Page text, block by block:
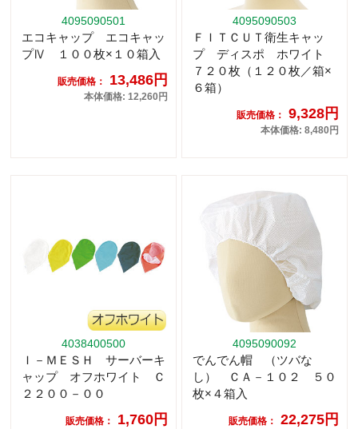
4095090501
エコキャップ エコキャッ
プⅣ １００枚×１０箱入
販売価格： 13,486円
本体価格: 12,260円
4095090503
ＦＩＴＣＵＴ衛生キャッ
プ ディスポ ホワイト
７２０枚（１２０枚／箱×
６箱）
販売価格： 9,328円
本体価格: 8,480円
4038400500
Ｉ－ＭＥＳＨ サーバーキ
ャップ オフホワイト Ｃ
２２００－００
販売価格： 1,760円
4095090092
でんでん帽 （ツバな
し） ＣＡ－１０２ ５０
枚×４箱入
販売価格： 22,275円